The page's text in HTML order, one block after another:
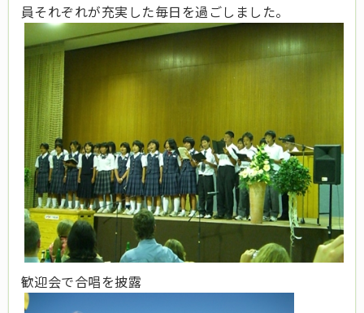
員それぞれが充実した毎日を過ごしました。
歓迎会で合唱を披露